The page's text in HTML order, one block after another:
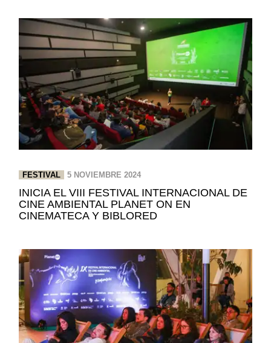
FESTIVAL 5 NOVIEMBRE 2024
INICIA EL VIII FESTIVAL INTERNACIONAL DE
CINE AMBIENTAL PLANET ON EN
CINEMATECA Y BIBLORED